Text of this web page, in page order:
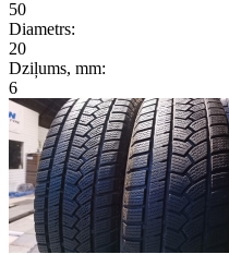
50
Diametrs:
20
Dziļums, mm:
6